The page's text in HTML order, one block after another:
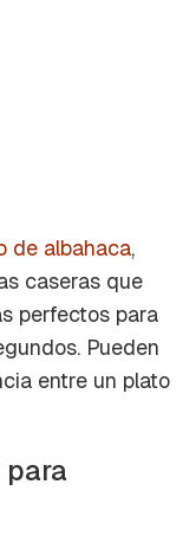
de albahaca,
caseras que
perfectos para
Pueden
entre un plato